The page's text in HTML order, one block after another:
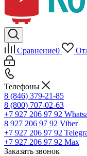
Сравнение0
Телефоны
8 (846) 379-21-85
8 (800) 707-02-63
+7 927 206 97 92
8 927 206 97 92 Viber
+7 927 206 97 92
+7 927 206 97 92 Max
Заказать звонок